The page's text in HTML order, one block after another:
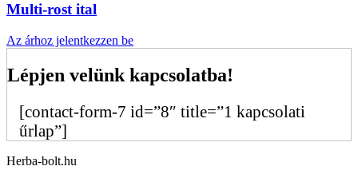
Multi-rost ital
Az árhoz jelentkezzen be
Lépjen velünk kapcsolatba!
[contact-form-7 id=”8″ title=”1 kapcsolati
űrlap”]
Herba-bolt.hu